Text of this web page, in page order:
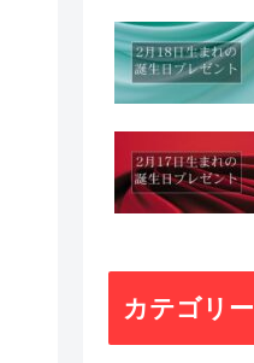
カテゴリー